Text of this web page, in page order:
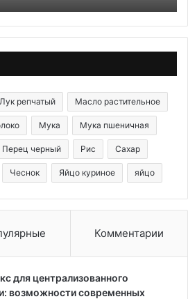
Лук репчатый Масло растительное
Мука Мука пшеничная
Перец черный Рис Сахар
Чеснок Яйцо куриное яйцо
Комментарии
для централизованного
возможности современных